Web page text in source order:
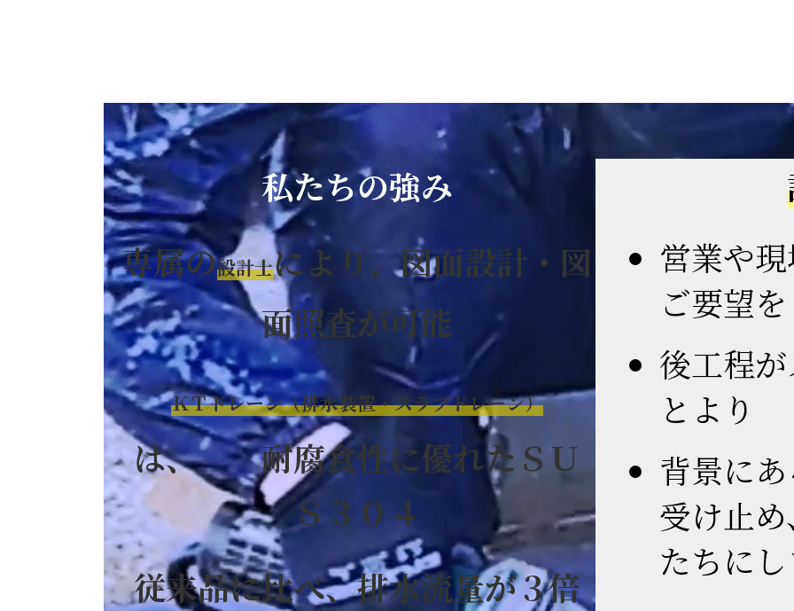
私たちの強み
専属の設計士により、図面設計・図
面照査が可能
ＫＴドレーン（排水装置・スラブドレーン）
は、 耐腐食性に優れたＳＵ
Ｓ３０４
従来品に比べ、排水流量が３倍
営業や
ご要
後工程
とよ
背景に
受け止
たちに